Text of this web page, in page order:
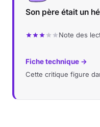
Son père était un
Note des
Fiche technique →
Cette critique figure